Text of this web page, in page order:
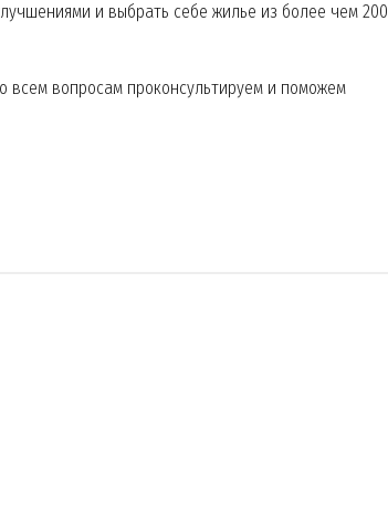
и выбрать себе жилье из более чем 200
всем вопросам проконсультируем и поможем